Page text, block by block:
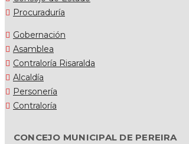
Procuraduría
Gobernación
Asamblea
Contraloría Risaralda
Alcaldía
Personería
Contraloría
CONCEJO MUNICIPAL DE PEREIRA